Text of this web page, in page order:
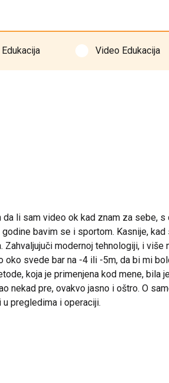
Edukacija Video Edukacija
li sam video ok kad znam za sebe,
bavim se i sportom. Kasnije,
Zahvaljujuči modernoj tehnologiji, i
svede bar na -4 ili -5m, da bi mi
koja je primenjena kod mene,
nekad pre, ovakvo jasno i oštro. O
pregledima i operaciji.